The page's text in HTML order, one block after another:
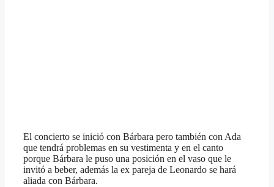
El concierto se inició con Bárbara pero también con Ada
que tendrá problemas en su vestimenta y en el canto
porque Bárbara le puso una posición en el vaso que le
invitó a beber, además la ex pareja de Leonardo se hará
aliada con Bárbara.